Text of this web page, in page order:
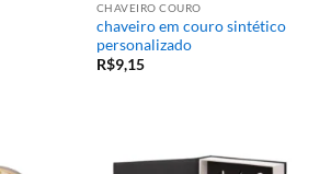
CHAVEIRO COURO
chaveiro em couro sintético
personalizado
R$9,15